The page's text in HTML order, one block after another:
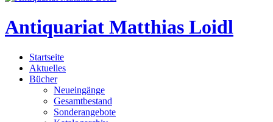
Antiquariat Matthias Loidl
Startseite
Aktuelles
Bücher
Neueingänge
Gesamtbestand
Sonderangebote